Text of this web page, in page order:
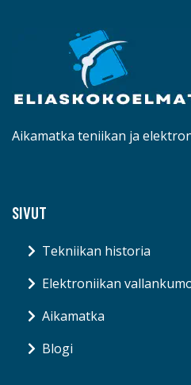
Aikamatka teniikan ja
SIVUT
Tekniikan historia
Elektroniikan
Aikamatka
Blogi